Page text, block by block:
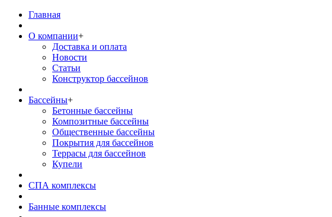
Главная
О компании+
Доставка и оплата
Новости
Статьи
Конструктор бассейнов
Бассейны+
Бетонные бассейны
Композитные бассейны
Общественные бассейны
Покрытия для бассейнов
Террасы для бассейнов
Купели
СПА комплексы
Банные комплексы